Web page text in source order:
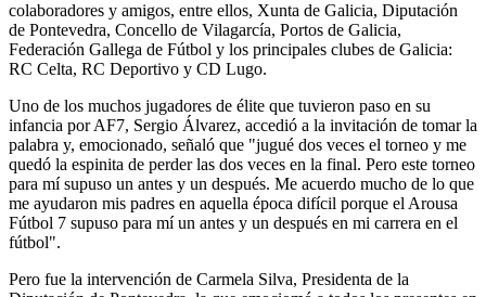
colaboradores y amigos, entre ellos, Xunta de Galicia, Diputación
de Pontevedra, Concello de Vilagarcía, Portos de Galicia,
Federación Gallega de Fútbol y los principales clubes de Galicia:
RC Celta, RC Deportivo y CD Lugo.
Uno de los muchos jugadores de élite que tuvieron paso en su
infancia por AF7, Sergio Álvarez, accedió a la invitación de tomar la
palabra y, emocionado, señaló que "jugué dos veces el torneo y me
quedó la espinita de perder las dos veces en la final. Pero este torneo
para mí supuso un antes y un después. Me acuerdo mucho de lo que
me ayudaron mis padres en aquella época difícil porque el Arousa
Fútbol 7 supuso para mí un antes y un después en mi carrera en el
fútbol".
Pero fue la intervención de Carmela Silva, Presidenta de la